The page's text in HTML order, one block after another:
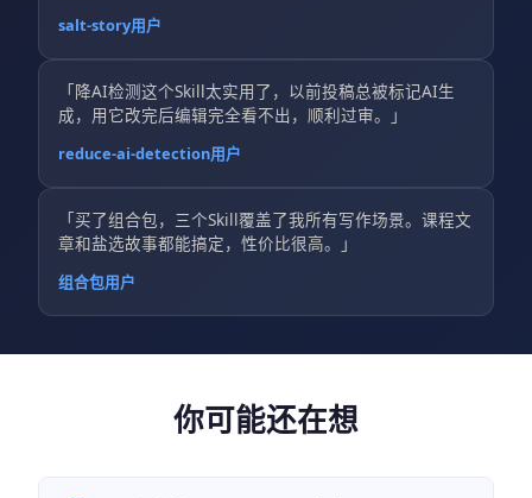
salt-story用户
「降AI检测这个Skill太实用了，以前投稿总被标记AI生
成，用它改完后编辑完全看不出，顺利过审。」
reduce-ai-detection用户
「买了组合包，三个Skill覆盖了我所有写作场景。课程文
章和盐选故事都能搞定，性价比很高。」
组合包用户
你可能还在想